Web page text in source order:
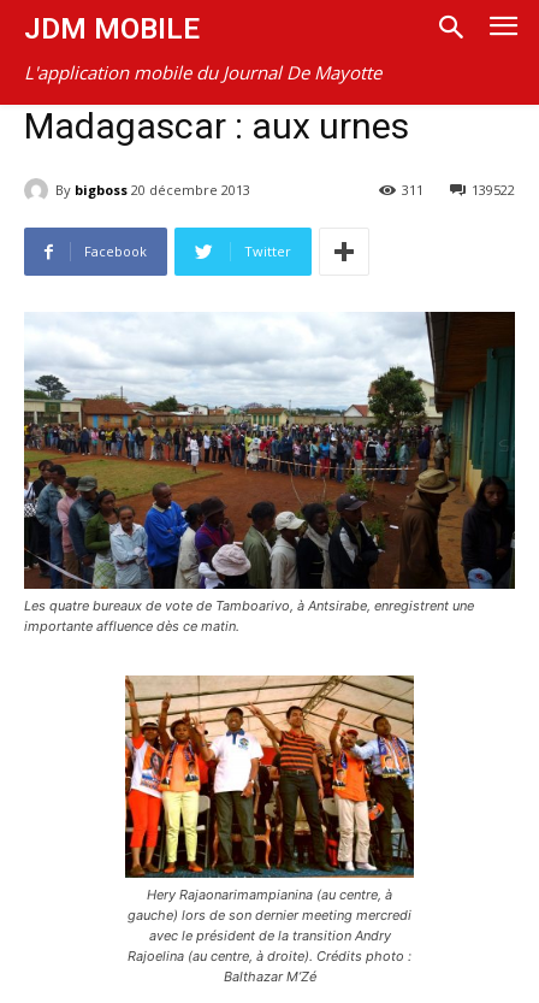
JDM MOBILE
L'application mobile du Journal De Mayotte
Madagascar : aux urnes
By bigboss 20 décembre 2013 139522
311
Facebook Twitter
Les quatre bureaux de vote de Tamboarivo, à Antsirabe, enregistrent une
importante affluence dès ce matin.
Hery Rajaonarimampianina (au centre, à
gauche) lors de son dernier meeting mercredi
avec le président de la transition Andry
Rajoelina (au centre, à droite). Crédits photo :
Balthazar M’Zé